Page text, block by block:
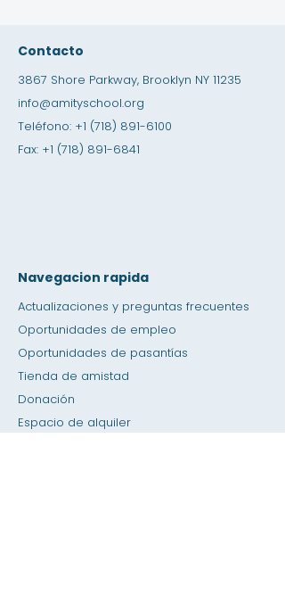
Contacto
3867 Shore Parkway, Brooklyn NY 11235
info@amityschool.org
Teléfono: +1 (718) 891-6100
Fax: +1 (718) 891-6841
Navegacion rapida
Actualizaciones y preguntas frecuentes
Oportunidades de empleo
Oportunidades de pasantías
Tienda de amistad
Donación
Espacio de alquiler